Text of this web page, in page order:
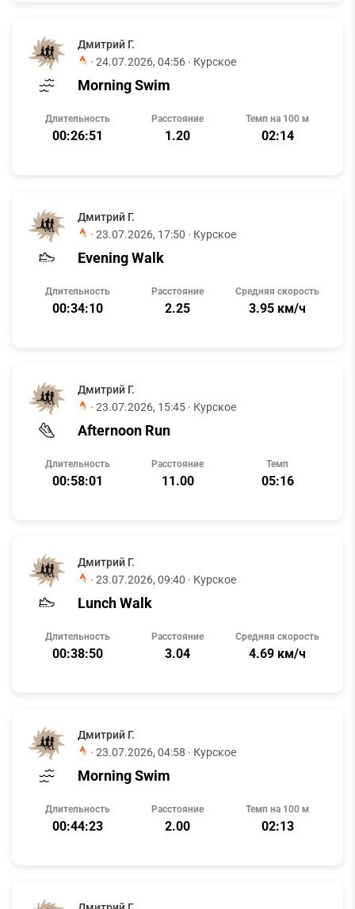
Дмитрий Г.
· 24.07.2026, 04:56 · Курское
Morning Swim
Длительность
00:26:51
Расстояние
1.20
Темп на 100 м
02:14
Дмитрий Г.
· 23.07.2026, 17:50 · Курское
Evening Walk
Длительность
00:34:10
Расстояние
2.25
Средняя скорость
3.95 км/ч
Дмитрий Г.
· 23.07.2026, 15:45 · Курское
Afternoon Run
Длительность
00:58:01
Расстояние
11.00
Темп
05:16
Дмитрий Г.
· 23.07.2026, 09:40 · Курское
Lunch Walk
Длительность
00:38:50
Расстояние
3.04
Средняя скорость
4.69 км/ч
Дмитрий Г.
· 23.07.2026, 04:58 · Курское
Morning Swim
Длительность
00:44:23
Расстояние
2.00
Темп на 100 м
02:13